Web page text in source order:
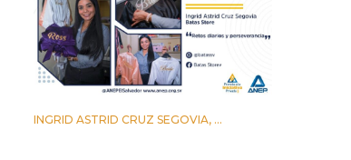
INGRID ASTRID CRUZ SEGOVIA, ...